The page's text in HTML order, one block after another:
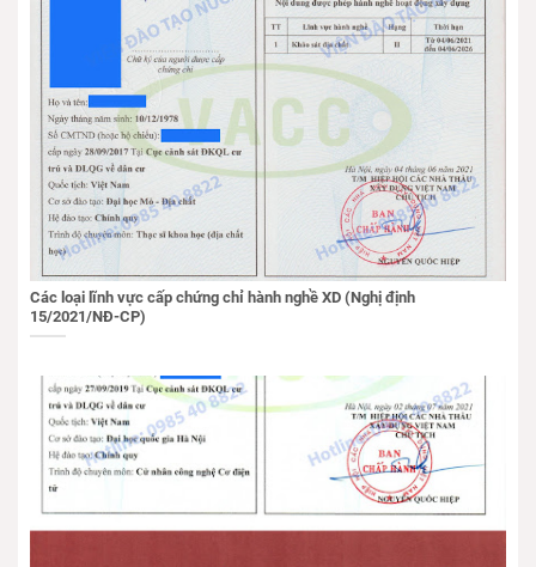
Các loại lĩnh vực cấp chứng chỉ hành nghề XD (Nghị định
15/2021/NĐ-CP)